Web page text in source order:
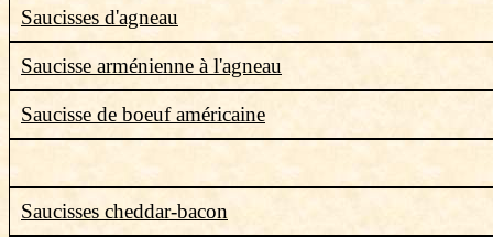
Saucisses d'agneau
Saucisse arménienne à l'agneau
Saucisse de boeuf américaine
Saucisses cheddar-bacon